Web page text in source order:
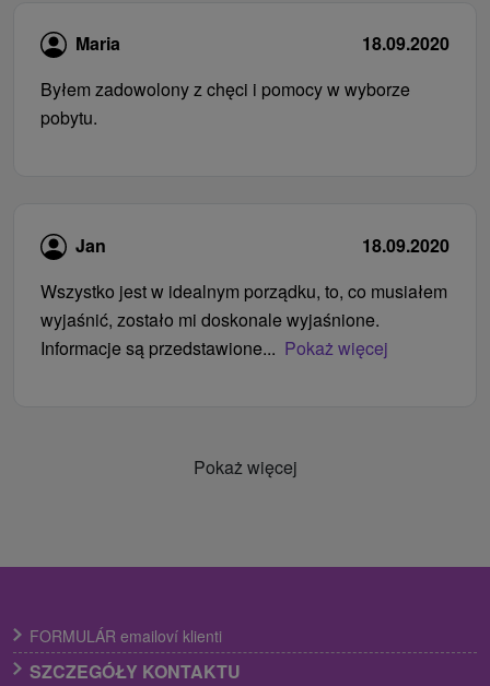
Maria
18.09.2020
Byłem zadowolony z chęci i pomocy w wyborze
pobytu.
Jan
18.09.2020
Wszystko jest w idealnym porządku, to, co musiałem
wyjaśnić, zostało mi doskonale wyjaśnione.
Informacje są przedstawione... Pokaż więcej
Pokaż więcej
FORMULÁR emailoví klienti
SZCZEGÓŁY KONTAKTU